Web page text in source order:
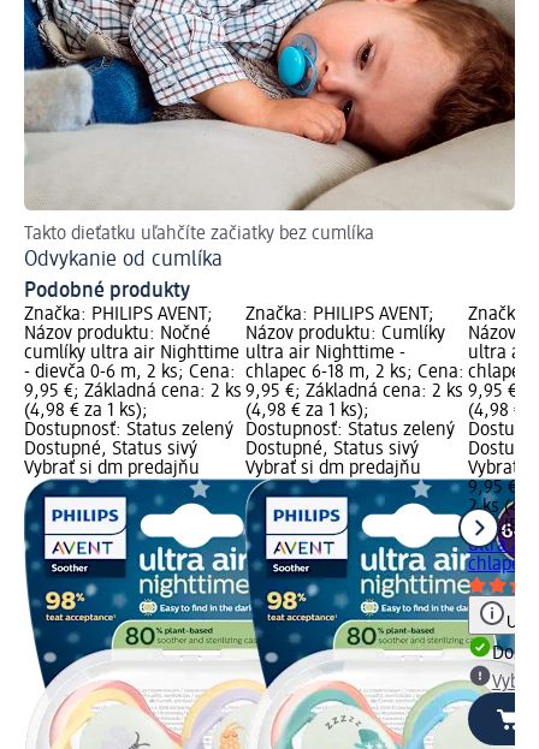
Takto dieťatku uľahčíte začiatky bez cumlíka
Odvykanie od cumlíka
Podobné produkty
Značka: PHILIPS AVENT;
Názov produktu: Nočné
cumlíky ultra air Nighttime
- dievča 0-6 m, 2 ks; Cena:
9,95 €; Základná cena: 2 ks
(4,98 € za 1 ks);
Dostupnosť: Status zelený
Dostupné, Status sivý
Vybrať si dm predajňu
Značka: PHILIPS AVENT;
Názov produktu: Cumlíky
ultra air Nighttime -
chlapec 6-18 m, 2 ks; Cena:
9,95 €; Základná cena: 2 ks
(4,98 € za 1 ks);
Dostupnosť: Status zelený
Dostupné, Status sivý
Vybrať si dm predajňu
Značka:
Názov
ultra air
chlapec
9,95 €;
(4,98 €
Vybrať
9,95 €
2 ks
PHILIPS
ultra air
chlapec